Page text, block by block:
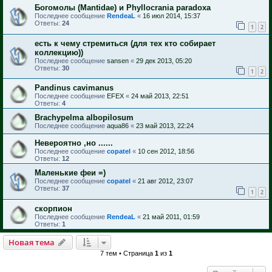
Богомолы (Mantidae) и Phyllocrania paradoxa
Последнее сообщение RendeaL « 16 июл 2014, 15:37
Ответы: 24 1 2
есть к чему стремиться (для тех кто собирает
коллекцию))
Последнее сообщение sansen « 29 дек 2013, 05:20
Ответы: 30 1 2
Pandinus cavimanus
Последнее сообщение EFEX « 24 май 2013, 22:51
Ответы: 4
Brachypelma albopilosum
Последнее сообщение aqua86 « 23 май 2013, 22:24
Невероятно ,но ......
Последнее сообщение copatel « 10 сен 2012, 18:56
Ответы: 12
Маленькие феи =)
Последнее сообщение copatel « 21 авг 2012, 23:07
Ответы: 37 1 2
скорпион
Последнее сообщение RendeaL « 21 май 2011, 01:59
Ответы: 1
Новая тема
7 тем • Страница 1из 1